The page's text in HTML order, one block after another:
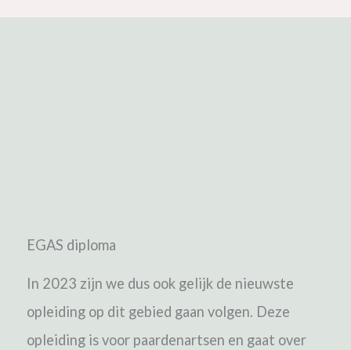
EGAS diploma
In 2023 zijn we dus ook gelijk de nieuwste
opleiding op dit gebied gaan volgen. Deze
opleiding is voor paardenartsen en gaat over